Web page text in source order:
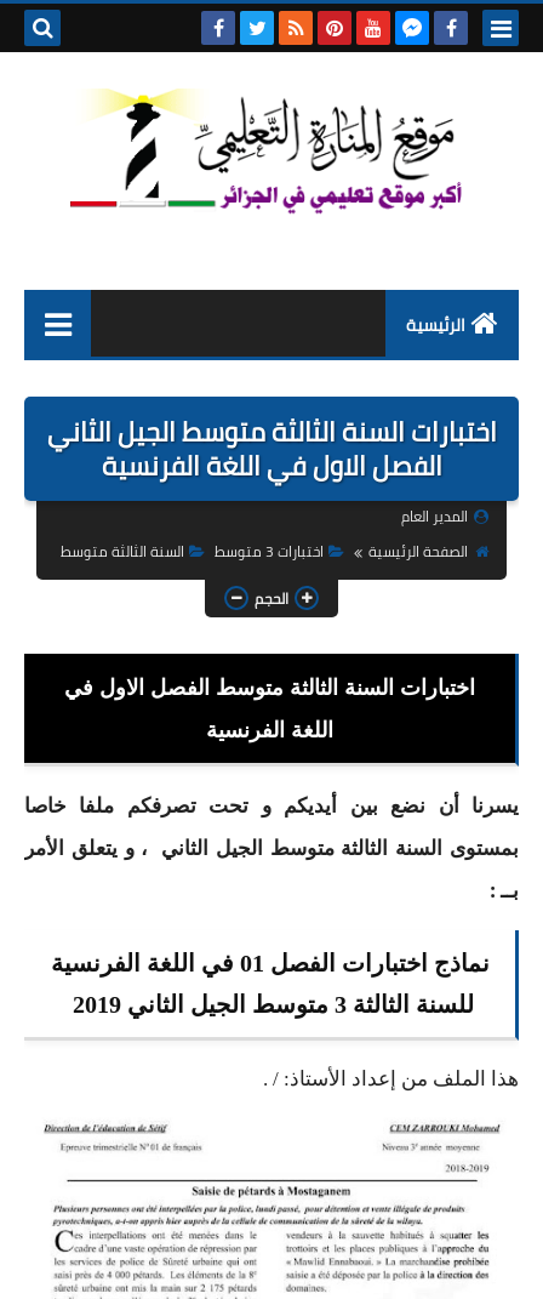
الرئيسية
التربية التحضيرية
السنة الاولى ابتدائي
السنة الثانية ابتدائي
السنة الثالثة ابتدائي
السنة الرابعة ابتدائي
شهادة التعليم الابتدائي
السنة الثانية متوسط
بنك الفروض و الاختبارات
محفظة الأستاذ
اختبارات السنة الثالثة متوسط الجيل الثاني
الفصل الاول في اللغة الفرنسية
المدير العام
الصفحة الرئيسية
اختبارات 3 متوسط
السنة الثالثة متوسط
الحجم
اختبارات السنة الثالثة متوسط الفصل الاول في
اللغة الفرنسية
يسرنا أن نضع بين أيديكم و تحت تصرفكم ملفا خاصا
بمستوى السنة الثالثة متوسط الجيل الثاني ، و يتعلق الأمر
بــ :
نماذج اختبارات الفصل 01 في اللغة الفرنسية
للسنة الثالثة 3 متوسط الجيل الثاني 2019
هذا الملف من إعداد الأستاذ: / .